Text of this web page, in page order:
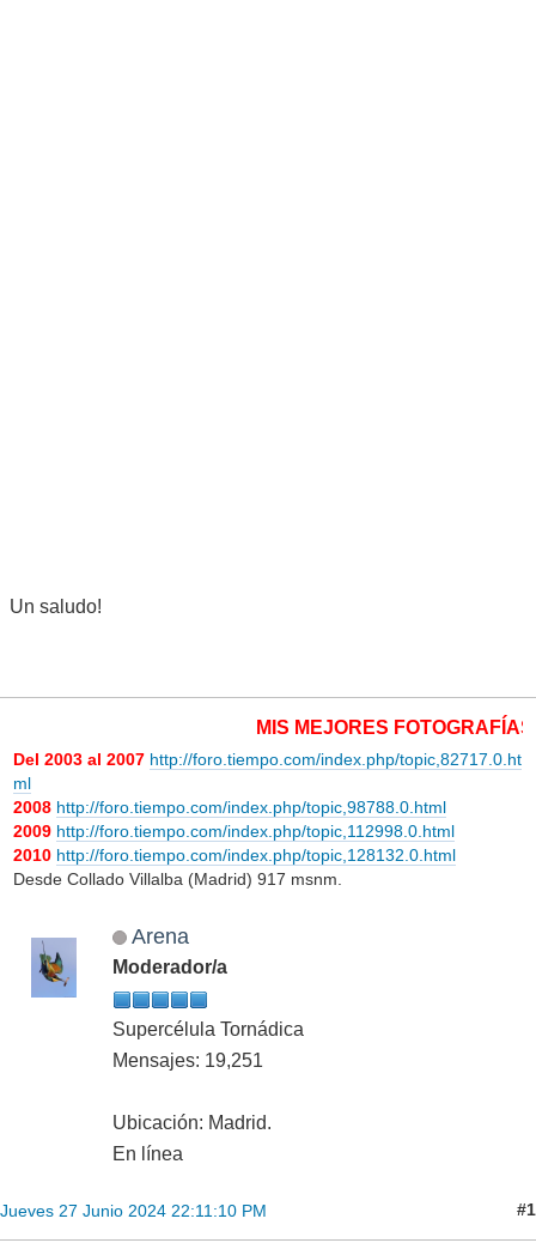
Un saludo!
MIS MEJORES FOTOGRAFÍAS
Del 2003 al 2007 http://foro.tiempo.com/index.php/topic,82717.0.ht
ml
2008 http://foro.tiempo.com/index.php/topic,98788.0.html
2009 http://foro.tiempo.com/index.php/topic,112998.0.html
2010 http://foro.tiempo.com/index.php/topic,128132.0.html
Desde Collado Villalba (Madrid) 917 msnm.
Arena
Moderador/a
Supercélula Tornádica
Mensajes: 19,251
Ubicación: Madrid.
En línea
Jueves 27 Junio 2024 22:11:10 PM #1